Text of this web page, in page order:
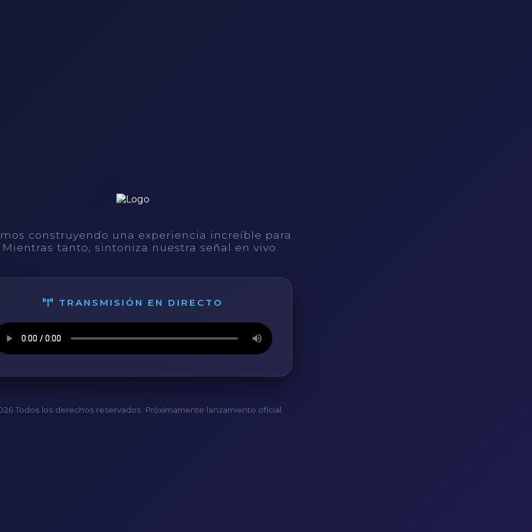
construyendo una experiencia increíble para
tanto, sintoniza nuestra señal en vivo.
TRANSMISIÓN EN DIRECTO
Todos los derechos reservados. Próximamente lanzamiento oficial.